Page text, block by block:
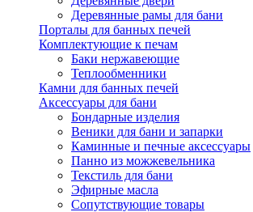
Деревянные рамы для бани
Порталы для банных печей
Комплектующие к печам
Баки нержавеющие
Теплообменники
Камни для банных печей
Аксессуары для бани
Бондарные изделия
Веники для бани и запарки
Каминные и печные аксессуары
Панно из можжевельника
Текстиль для бани
Эфирные масла
Сопутствующие товары